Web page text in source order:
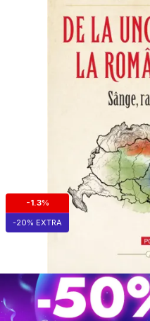
-1.3%
-20% EXTRA